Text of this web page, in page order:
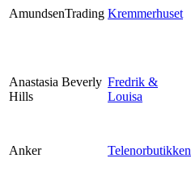
AmundsenTrading Kremmerhuset
Anastasia Beverly
Hills
Fredrik &
Louisa
Anker Telenorbutikken